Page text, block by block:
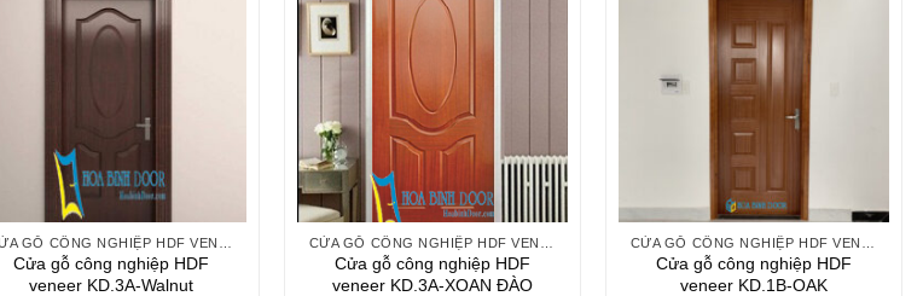
Cửa gỗ công nghiệp HDF
veneer KD.3A-Walnut
Cửa gỗ công nghiệp HDF
veneer KD.3A-XOAN ĐÀO
Cửa gỗ công nghiệp HDF
veneer KD.1B-OAK